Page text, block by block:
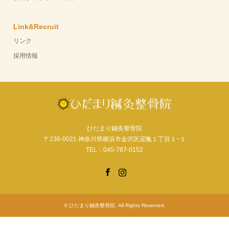
Link&Recruit
リンク
採用情報
ひだまり鍼灸整骨院
〒236-0021 神奈川県横浜市金沢区泥亀１丁目１−１
TEL：045-787-0152
©ひだまり鍼灸整骨院. All Rights Reserved.